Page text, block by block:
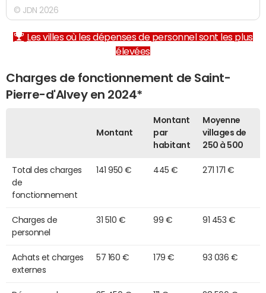
© JDN 2026
Les villes où les dépenses de personnel sont les plus
élevées
Charges de fonctionnement de Saint-
Pierre-d'Alvey en 2024*
Montant
Montant
par
habitant
Moyenne
villages de
250 à 500
Total des charges
de
fonctionnement
141 950 € 445 € 271 171 €
Charges de
personnel
31 510 € 99 € 91 453 €
Achats et charges
externes
57 160 € 179 € 93 036 €